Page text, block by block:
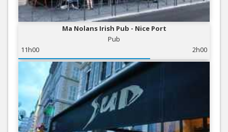
Ma Nolans Irish Pub - Nice Port
Pub
11h00
2h00